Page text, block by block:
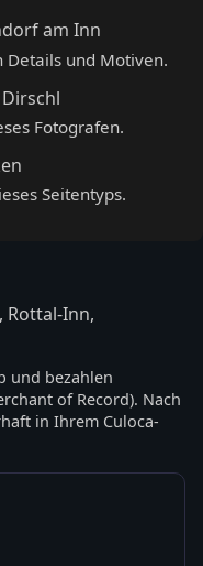
am Inn
und Motiven.
Fotografen.
Seitentyps.
Rottal-Inn,
und bezahlen
of Record). Nach
in Ihrem Culoca-